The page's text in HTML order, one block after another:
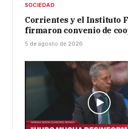
SOCIEDAD
Corrientes y el Instituto
firmaron convenio de
5 de agosto de 2026